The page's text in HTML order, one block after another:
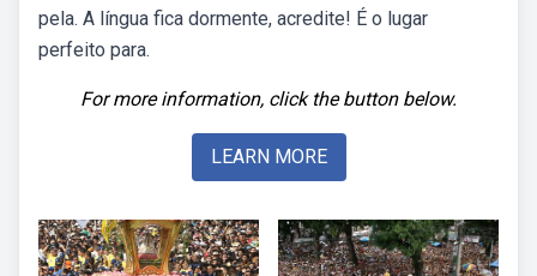
pela. A língua fica dormente, acredite! É o lugar
perfeito para.
For more information, click the button below.
LEARN MORE